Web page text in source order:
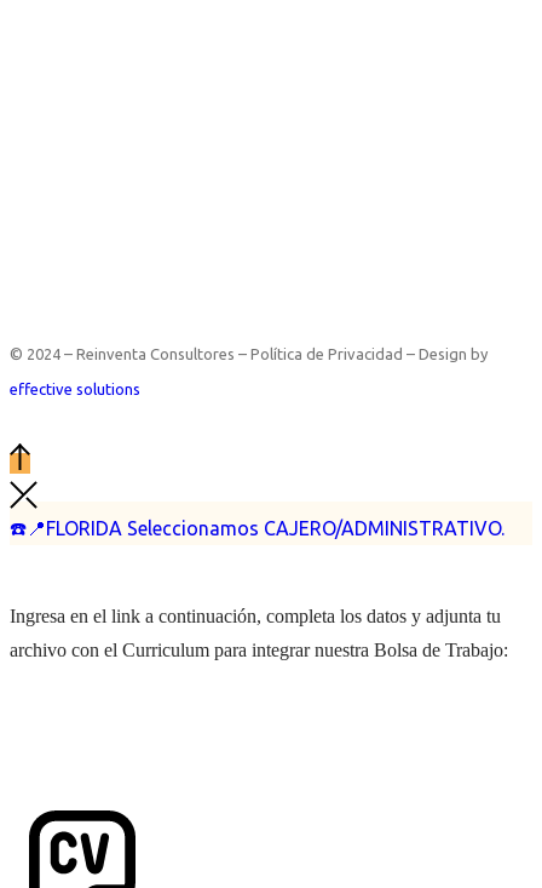
☎️📍FLORIDA Seleccionamos CAJERO/ADMINISTRATIVO.
© 2024 – Reinventa Consultores – Política de Privacidad – Design by
effective solutions
Ingresa en el link a continuación, completa los datos y adjunta tu
archivo con el Curriculum para integrar nuestra Bolsa de Trabajo: